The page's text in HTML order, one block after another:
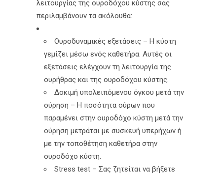
λειτουργίας της ουροδόχου κύστης σας
περιλαμβάνουν τα ακόλουθα:
Ουροδυναμικές εξετάσεις – Η κύστη
γεμίζει μέσω ενός καθετήρα. Αυτές οι
εξετάσεις ελέγχουν τη λειτουργία της
ουρήθρας και της ουροδόχου κύστης.
Δοκιμή υπολειπόμενου όγκου μετά την
ούρηση – Η ποσότητα ούρων που
παραμένει στην ουροδόχο κύστη μετά την
ούρηση μετράται με συσκευή υπερήχων ή
με την τοποθέτηση καθετήρα στην
ουροδόχο κύστη.
Stress test – Σας ζητείται να βήξετε